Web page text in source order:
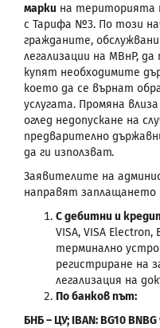
марки на територията
с Тарифа №3. По този
гражданите,
легализации на МВнР,
купят необходимите
което да се върнат
услугата. Промяна влиза
оглед недопускане на
предварително
да ги използват.
Заявителите на
направят
С дебитни и
VISA, VISA
терминално
регистриране на
легализация на
По банков път:
БНБ – ЦУ; IBAN: BG10 BNBG